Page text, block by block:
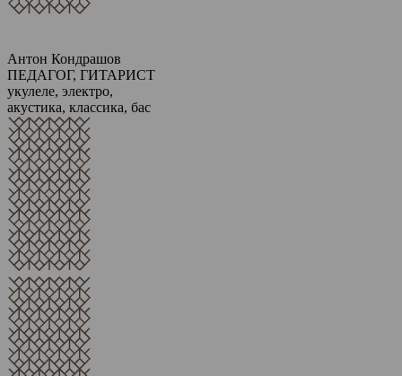
Антон Кондрашов
ПЕДАГОГ, ГИТАРИСТ
укулеле, электро,
акустика, классика, бас